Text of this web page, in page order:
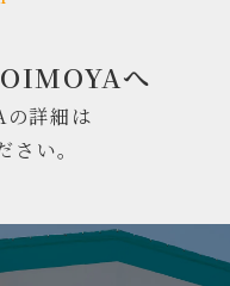
へ
詳細は
さい。